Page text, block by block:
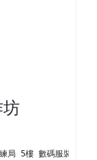
局 5樓 數碼服裝中心